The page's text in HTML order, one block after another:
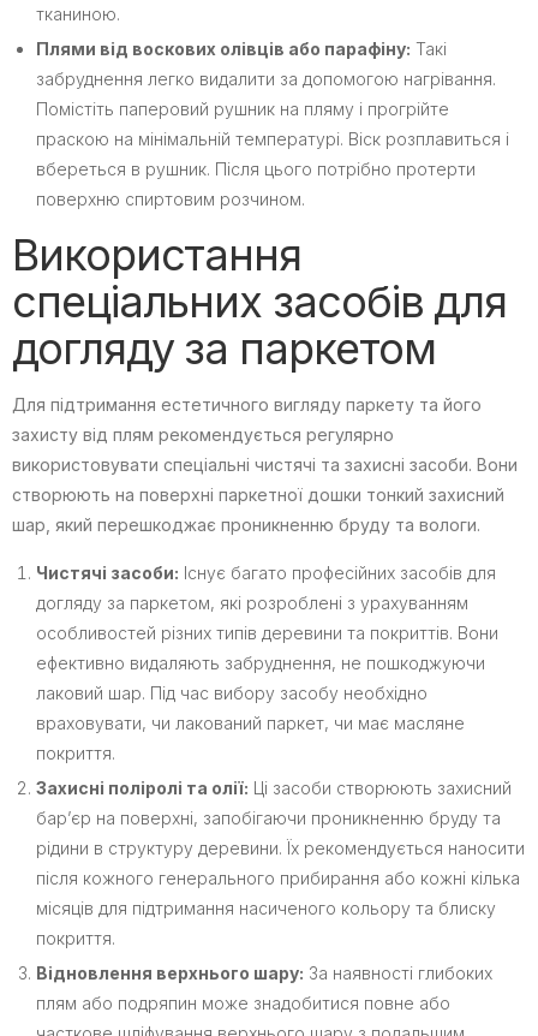
тканиною.
Плями від воскових олівців або парафіну: Такі
забруднення легко видалити за допомогою нагрівання.
Помістіть паперовий рушник на пляму і прогрійте
праскою на мінімальній температурі. Віск розплавиться і
вбереться в рушник. Після цього потрібно протерти
поверхню спиртовим розчином.
Використання
спеціальних засобів для
догляду за паркетом
Для підтримання естетичного вигляду паркету та його
захисту від плям рекомендується регулярно
використовувати спеціальні чистячі та захисні засоби. Вони
створюють на поверхні паркетної дошки тонкий захисний
шар, який перешкоджає проникненню бруду та вологи.
Чистячі засоби: Існує багато професійних засобів для
догляду за паркетом, які розроблені з урахуванням
особливостей різних типів деревини та покриттів. Вони
ефективно видаляють забруднення, не пошкоджуючи
лаковий шар. Під час вибору засобу необхідно
враховувати, чи лакований паркет, чи має масляне
покриття.
Захисні поліролі та олії: Ці засоби створюють захисний
бар’єр на поверхні, запобігаючи проникненню бруду та
рідини в структуру деревини. Їх рекомендується наносити
після кожного генерального прибирання або кожні кілька
місяців для підтримання насиченого кольору та блиску
покриття.
Відновлення верхнього шару: За наявності глибоких
плям або подряпин може знадобитися повне або